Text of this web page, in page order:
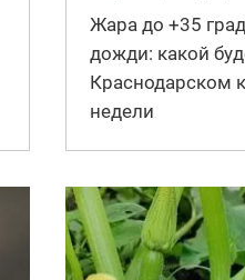
Жара до +35
дожди: какой
Краснодарском
недели